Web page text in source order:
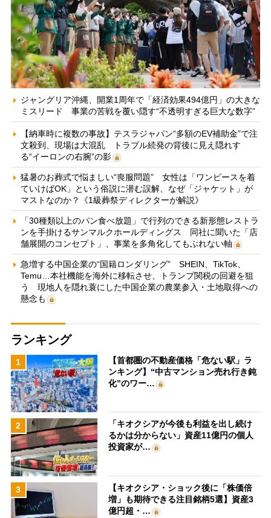
ジャングリア沖縄、開業1周年で「経済効果494億円」の大きな
ミスリード 事業の苦戦を覆い隠す“不透明すぎる巨大な数字”
【納車時に複数の事故】テスラジャパン“多額のEV補助金”で注
文殺到、現場は大混乱 トラブル続発の背後に見え隠れす
る“イーロンの右腕”の影
猛暑のお葬式で悩ましい“喪服問題” 女性は「ワンピースを着
ていけばOK」という俗説に潜む誤解、なぜ「ジャケット」が
マストなのか？《1級葬祭ディレクターが解説》
「30種類以上のパン食べ放題」で行列のできる新形態レストラ
ンを手掛けるサンマルクホールディングス 同社に聞いた「店
舗展開のコンセプト」、事業を多角化してもぶれない軸
急増する中国企業の“国籍ロンダリング” SHEIN、TikTok、
Temu…本社機能を海外に移転させ、トランプ関税の回避を狙
う 現地人を隠れ蓑にした中国企業の農業参入・土地取得への
懸念も
ランキング
1
【首都圏の不動産価格「危ない駅」ラ
ンキング】“中古マンション売れ行き鈍
化”のワー…
2
「キオクシアが今後も利益を出し続け
るかは分からない」資産11億円の個人
投資家が…
3
【キオクシア・ショック後に「株価倍
増」も期待できる注目銘柄5選】資産3
億円超・…